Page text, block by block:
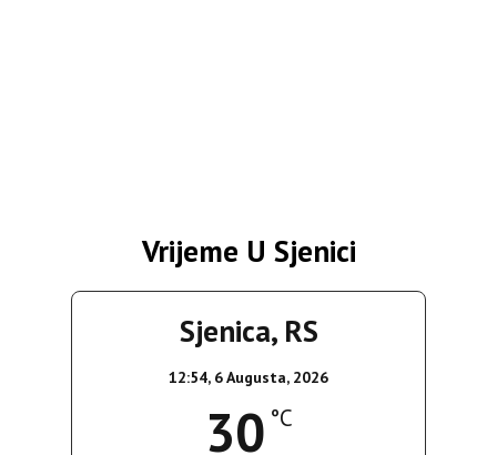
Vrijeme U Sjenici
Sjenica, RS
12:54, 6 Augusta, 2026
30 °C